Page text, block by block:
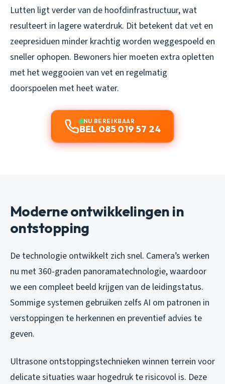
Lutten ligt verder van de hoofdinfrastructuur, wat
resulteert in lagere waterdruk. Dit betekent dat vet en
zeepresiduen minder krachtig worden weggespoeld en
sneller ophopen. Bewoners hier moeten extra opletten
met het weggooien van vet en regelmatig
doorspoelen met heet water.
NU BEREIKBAAR
BEL 085 019 57 24
Moderne ontwikkelingen in
ontstopping
De technologie ontwikkelt zich snel. Camera’s werken
nu met 360-graden panoramatechnologie, waardoor
we een compleet beeld krijgen van de leidingstatus.
Sommige systemen gebruiken zelfs AI om patronen in
verstoppingen te herkennen en preventief advies te
geven.
Ultrasone ontstoppingstechnieken winnen terrein voor
delicate situaties waar hogedruk te risicovol is. Deze